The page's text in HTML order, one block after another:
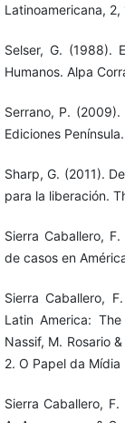
Latinoamericana, 2,
Selser, G. (1988).
Humanos. Alpa
Serrano, P.
Ediciones Península.
Sharp, G. (2011).
para la liberación.
Sierra Caballero,
de casos en
Sierra Caballero,
Latin America:
Nassif, M. Rosario
2. O Papel da
Sierra Caballero,